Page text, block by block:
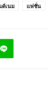
ด์เนม แฟชั่น